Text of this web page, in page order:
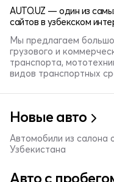
AUTO.UZ — один из
сайтов в узбекском
Мы предлагаем
грузового и
транспорта,
видов транспортных
Новые авто
Автомобили из салона
Узбекистана
Авто с